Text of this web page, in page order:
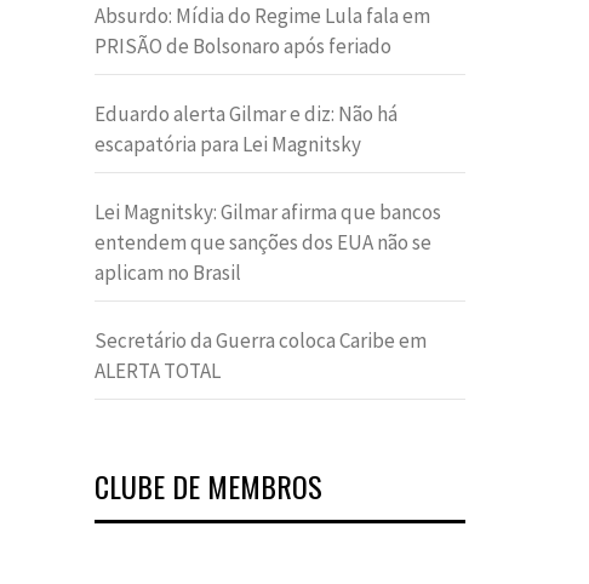
Absurdo: Mídia do Regime Lula fala em
PRISÃO de Bolsonaro após feriado
Eduardo alerta Gilmar e diz: Não há
escapatória para Lei Magnitsky
Lei Magnitsky: Gilmar afirma que bancos
entendem que sanções dos EUA não se
aplicam no Brasil
Secretário da Guerra coloca Caribe em
ALERTA TOTAL
CLUBE DE MEMBROS